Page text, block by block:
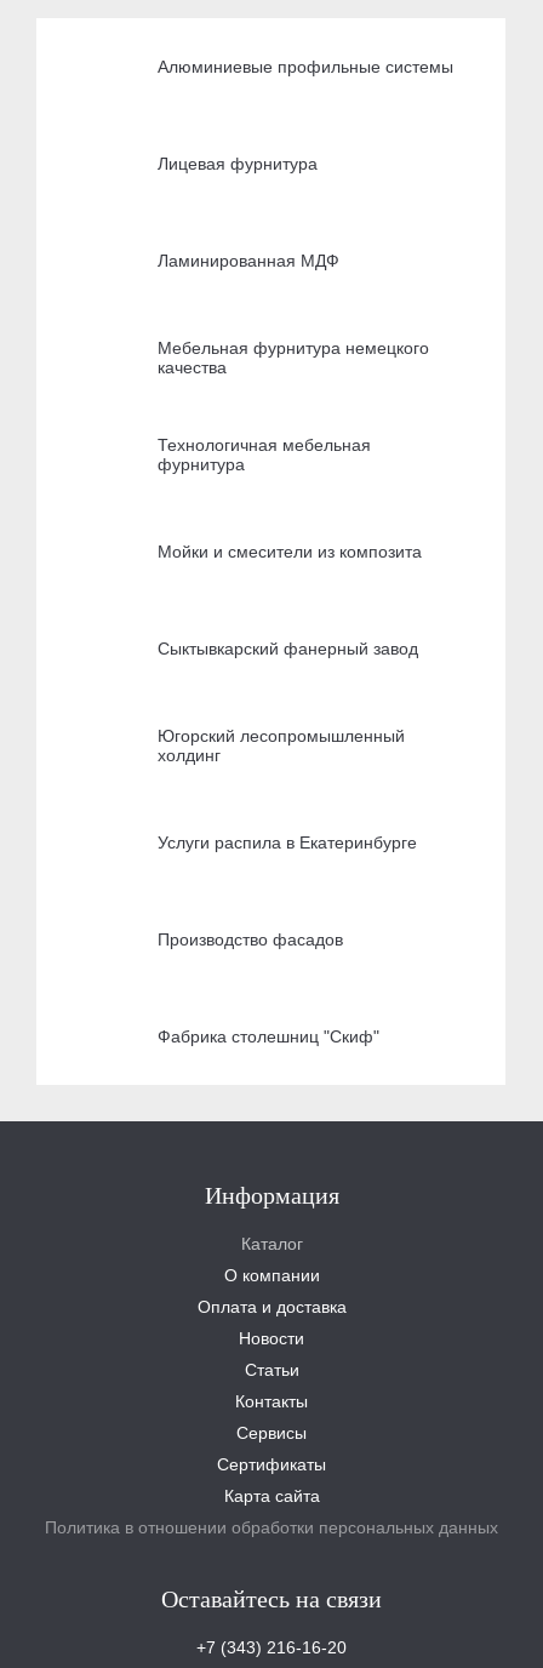
Алюминиевые профильные системы
Лицевая фурнитура
Ламинированная МДФ
Мебельная фурнитура немецкого
качества
Технологичная мебельная
фурнитура
Мойки и смесители из композита
Сыктывкарский фанерный завод
Югорский лесопромышленный
холдинг
Услуги распила в Екатеринбурге
Производство фасадов
Фабрика столешниц "Скиф"
Информация
Каталог
О компании
Оплата и доставка
Новости
Статьи
Контакты
Сервисы
Сертификаты
Карта сайта
Политика в отношении обработки персональных данных
Оставайтесь на связи
+7 (343) 216-16-20